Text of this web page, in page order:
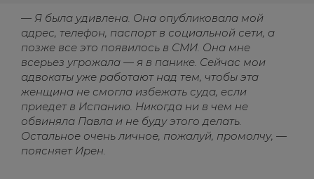
— Я была удивлена. Она опубликовала мой
адрес, телефон, паспорт в социальной сети, а
позже все это появилось в СМИ. Она мне
всерьез угрожала — я в панике. Сейчас мои
адвокаты уже работают над тем, чтобы эта
женщина не смогла избежать суда, если
приедет в Испанию. Никогда ни в чем не
обвиняла Павла и не буду этого делать.
Остальное очень личное, пожалуй, промолчу, —
поясняет Ирен.